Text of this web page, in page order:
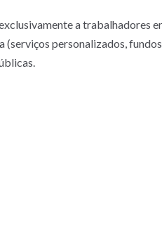
a trabalhadores
personalizados,